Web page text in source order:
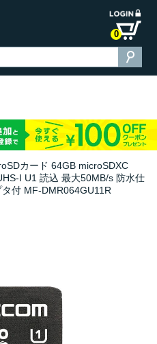
0
カード 64GB microSDXC
I U1 読込 最大50MB/s 防水仕
付 MF-DMR064GU11R